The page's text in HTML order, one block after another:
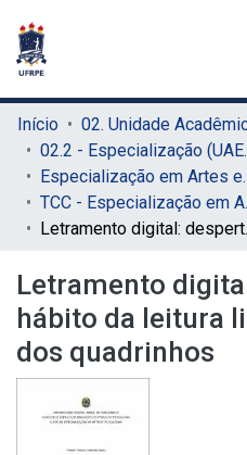
Início
02.2 -
TCC -
Letramento
Letramento
hábito da leitura
dos quadrinhos